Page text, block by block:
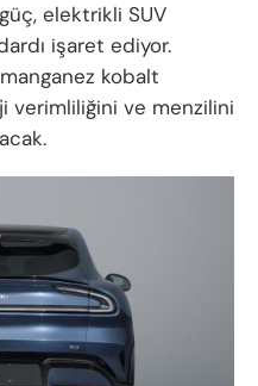
elektrikli SUV
işaret ediyor.
kobalt
verimliliğini ve menzilini